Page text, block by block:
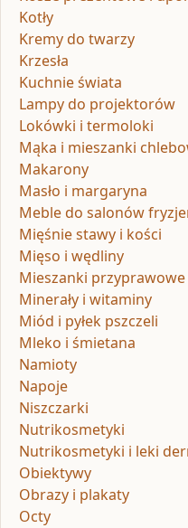
Kotły
Kremy do twarzy
Krzesła
Kuchnie świata
Lampy do projektorów
Lokówki i termoloki
Mąka i mieszanki
Makarony
Masło i margaryna
Meble do salonów
Mięśnie stawy i kości
Mięso i wędliny
Mieszanki przyprawowe
Minerały i witaminy
Miód i pyłek pszczeli
Mleko i śmietana
Namioty
Napoje
Niszczarki
Nutrikosmetyki
Nutrikosmetyki i leki
Obiektywy
Obrazy i plakaty
Octy